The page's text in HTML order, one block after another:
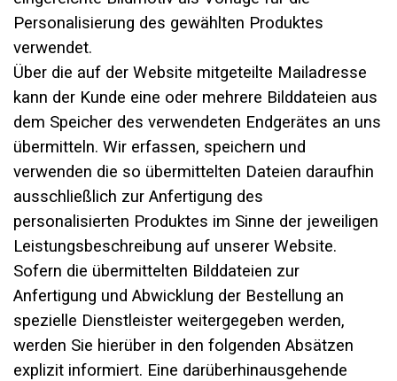
Personalisierung des gewählten Produktes
verwendet.
Über die auf der Website mitgeteilte Mailadresse
kann der Kunde eine oder mehrere Bilddateien aus
dem Speicher des verwendeten Endgerätes an uns
übermitteln. Wir erfassen, speichern und
verwenden die so übermittelten Dateien daraufhin
ausschließlich zur Anfertigung des
personalisierten Produktes im Sinne der jeweiligen
Leistungsbeschreibung auf unserer Website.
Sofern die übermittelten Bilddateien zur
Anfertigung und Abwicklung der Bestellung an
spezielle Dienstleister weitergegeben werden,
werden Sie hierüber in den folgenden Absätzen
explizit informiert. Eine darüberhinausgehende